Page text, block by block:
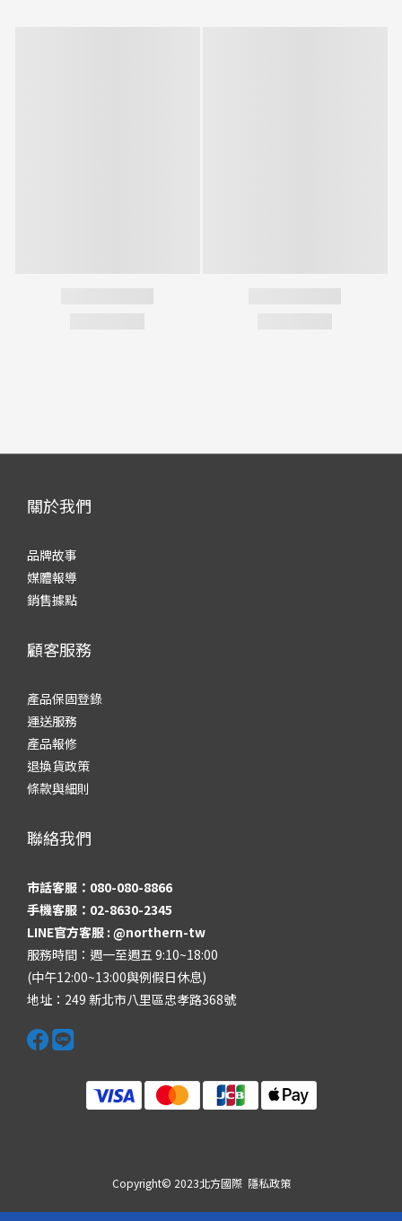
關於我們
品牌故事
媒體報導
銷售據點
顧客服務
產品保固登錄
運送服務
產品報修
退換貨政策
條款與細則
聯絡我們
市話客服：080-080-8866
手機客服：02-8630-2345
LINE官方客服 : @northern-tw
服務時間：週一至週五 9:10~18:00
(中午12:00~13:00與例假日休息)
地址：249 新北市八里區忠孝路368號
Copyright© 2023北方國際 隱私政策